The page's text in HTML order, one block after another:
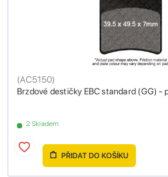
Brzdové destičky EBC standard (GG) -
(AC5150)
2 Skladem
PŘIDAT DO KOŠÍKU